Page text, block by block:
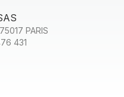
PARIS
431